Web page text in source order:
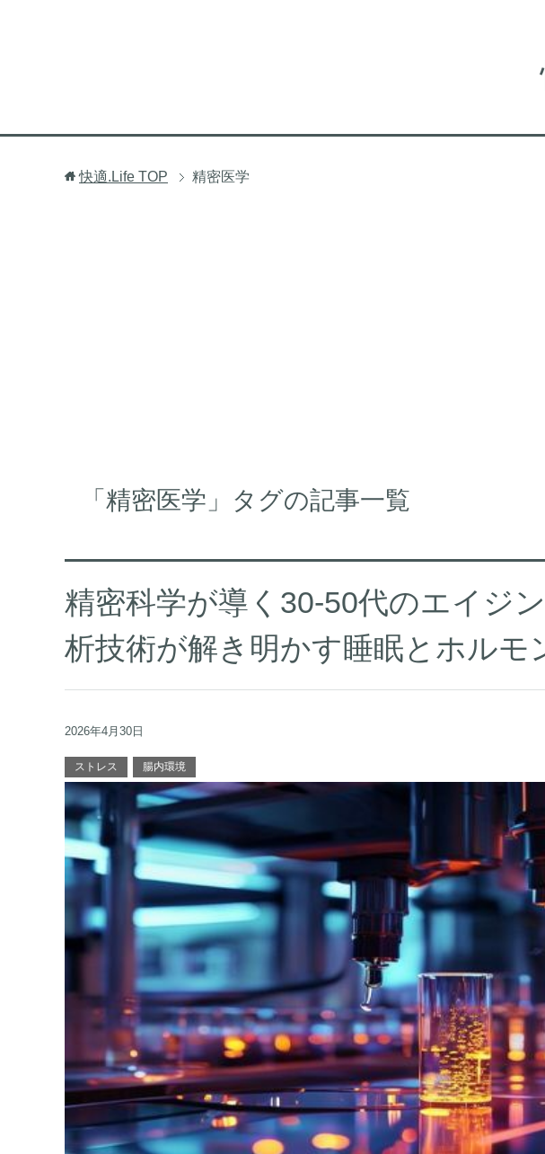
快適.Life TOP 精密医学
「精密医学」タグの記事一覧
精密科学が導く30-50代のエイジ
析技術が解き明かす睡眠とホルモ
2026年4月30日
ストレス 腸内環境